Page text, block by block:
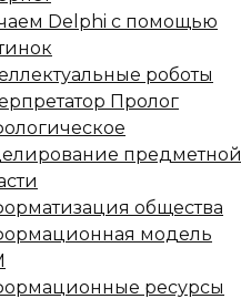
Delphi с помощью
роботы
Пролог
предметной
общества
модель
ресурсы